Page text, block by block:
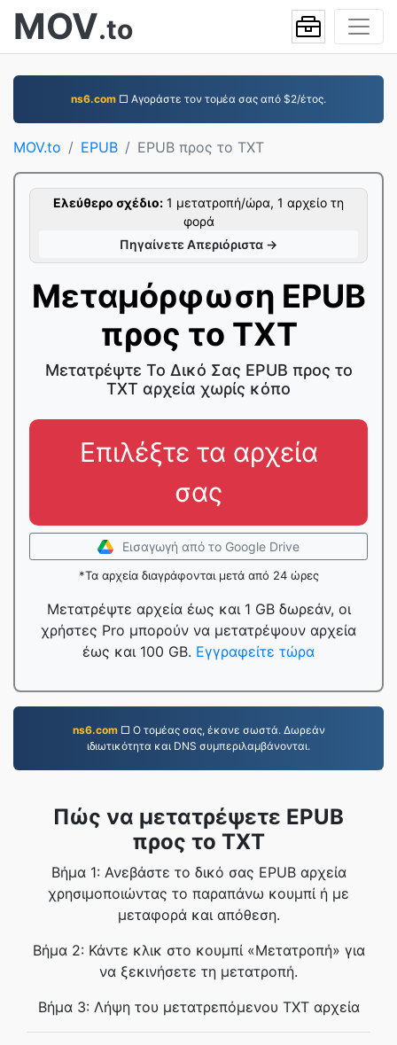
MOV.to
ns6.com □ Αγοράστε τον τομέα σας από $2/έτος.
MOV.to EPUB EPUB προς το TXT
Ελεύθερο σχέδιο: 1 μετατροπή/ώρα, 1 αρχείο τη
φορά
Πηγαίνετε Απεριόριστα →
Μεταμόρφωση EPUB
προς το TXT
Μετατρέψτε Το Δικό Σας EPUB προς το
TXT αρχεία χωρίς κόπο
Επιλέξτε τα αρχεία
σας
Εισαγωγή από το Google Drive
*Τα αρχεία διαγράφονται μετά από 24 ώρες
Μετατρέψτε αρχεία έως και 1 GB δωρεάν, οι
χρήστες Pro μπορούν να μετατρέψουν αρχεία
έως και 100 GB. Εγγραφείτε τώρα
ns6.com□ Ο τομέας σας, έκανε σωστά. Δωρεάν
ιδιωτικότητα και DNS συμπεριλαμβάνονται.
Πώς να μετατρέψετε EPUB
προς το TXT
Βήμα 1: Ανεβάστε το δικό σας EPUB αρχεία
χρησιμοποιώντας το παραπάνω κουμπί ή με
μεταφορά και απόθεση.
Βήμα 2: Κάντε κλικ στο κουμπί «Μετατροπή» για
να ξεκινήσετε τη μετατροπή.
Βήμα 3: Λήψη του μετατρεπόμενου TXT αρχεία